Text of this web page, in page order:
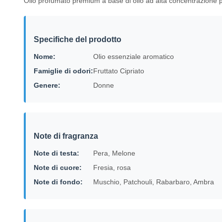
Specifiche del prodotto
Nome:
Olio essenziale aromatico
Famiglie di odori:Fruttato Cipriato
Genere:
Donne
Note di fragranza
Note di testa:
Pera, Melone
Note di cuore:
Fresia, rosa
Note di fondo:
Muschio, Patchouli, Rabarbaro, Ambra